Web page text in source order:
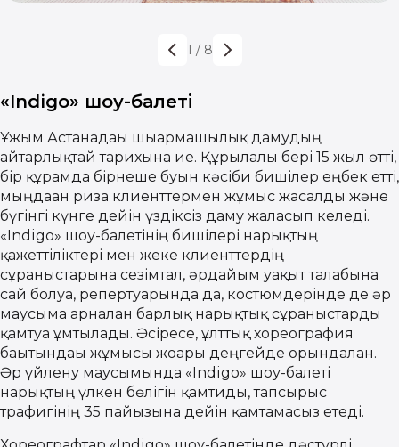
1 / 8
«Indigo» шоу-балеті
Ұжым Астанадағы шығармашылық дамудың
айтарлықтай тарихына ие. Құрылғалы бері 15 жыл өтті,
бір құрамда бірнеше буын кәсіби бишілер еңбек етті,
мыңдаған риза клиенттермен жұмыс жасалды және
бүгінгі күнге дейін үздіксіз даму жалғасып келеді.
«Indigo» шоу-балетінің бишілері нарықтың
қажеттіліктері мен жеке клиенттердің
сұраныстарына сезімтал, әрдайым уақыт талабына
сай болуға, репертуарында да, костюмдерінде де әр
маусымға арналған барлық нарықтық сұраныстарды
қамтуға ұмтылады. Әсіресе, ұлттық хореография
бағытындағы жұмысы жоғары деңгейде орындалған.
Әр үйлену маусымында «Indigo» шоу-балеті
нарықтың үлкен бөлігін қамтиды, тапсырыс
трафигінің 35 пайызына дейін қамтамасыз етеді.